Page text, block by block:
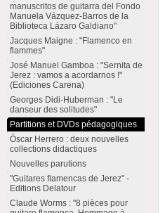
manuscritos de guitarra del Fondo
Manuela Vázquez-Barros de la
Biblioteca Lázaro Galdiano"
Jacques Maigne : "Flamenco en
flammes"
José Manuel Gamboa : "Sernita de
Jerez : vamos a acordarnos !"
(Ediciones Carena)
Georges Didi-Huberman : "Le
danseur des solitudes"
Partitions et DVDs pédagogiques
Óscar Herrero : deux nouvelles
collections didactiques
Nouvelles parutions
"Guitares flamencas de Jerez" -
Editions Delatour
Claude Worms : "8 pièces pour